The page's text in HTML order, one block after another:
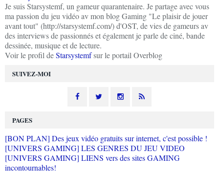
SUIVEZ-MOI
Je suis Starsystemf, un gameur quarantenaire. Je partage avec vous
ma passion du jeu vidéo av mon blog Gaming "Le plaisir de jouer
avant tout" (http://starsystemf.com/) d'OST, de vies de gameurs av
des interviews de passionnés et également je parle de ciné, bande
dessinée, musique et de lecture.
Voir le profil deStarsystemfsur le portail Overblog
PAGES
[BON PLAN] Des jeux vidéo gratuits sur internet, c'est possible !
[UNIVERS GAMING] LES GENRES DU JEU VIDEO
[UNIVERS GAMING] LIENS vers des sites GAMING
incontournables!